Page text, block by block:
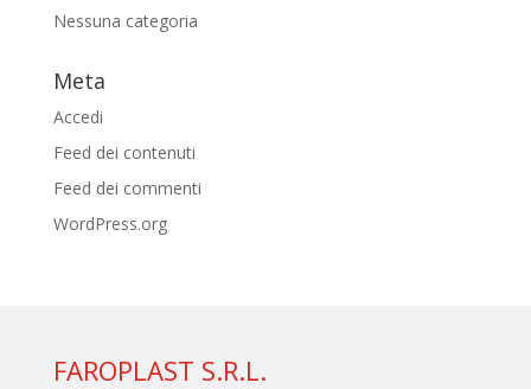
Nessuna categoria
Meta
Accedi
Feed dei contenuti
Feed dei commenti
WordPress.org
FAROPLAST S.R.L.